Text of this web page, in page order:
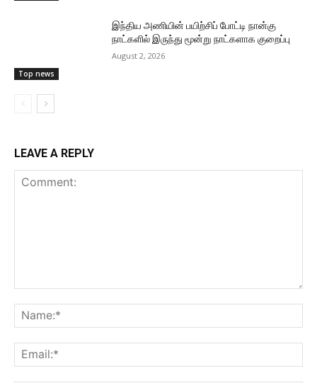
Top news
இந்திய அணியின் பயிற்சிப் போட்டி நான்கு
நாட்களில் இருந்து மூன்று நாட்களாக குறைப்பு
August 2, 2026
LEAVE A REPLY